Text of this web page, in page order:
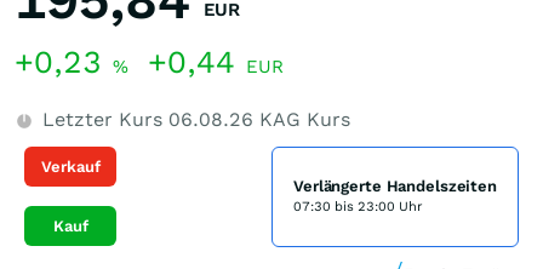
EUR
+0,23 % +0,44 EUR
Letzter Kurs 06.08.26 KAG Kurs
Verkauf
Kauf
Verlängerte Handelszeiten
07:30 bis 23:00 Uhr